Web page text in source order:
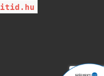
itid.hu